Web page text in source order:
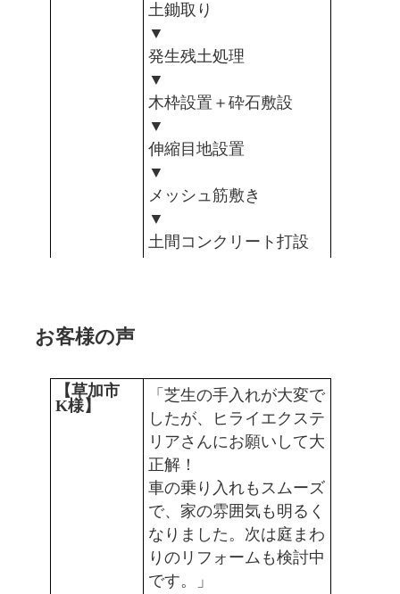
土鋤取り
▼
発生残土処理
▼
木枠設置＋砕石敷設
▼
伸縮目地設置
▼
メッシュ筋敷き
▼
土間コンクリート打設
お客様の声
【草加市
K様】
「芝生の手入れが大変で
したが、ヒライエクステ
リアさんにお願いして大
正解！
車の乗り入れもスムーズ
で、家の雰囲気も明るく
なりました。次は庭まわ
りのリフォームも検討中
です。」